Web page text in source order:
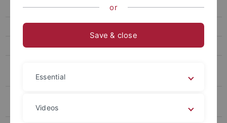
Muslime im Justizvollzug
Reintegration haftentlassener Terroristen in die Gesellschaft
Lebenslagen von Jugendstrafgefangenen
Jugendstrafvollzug
der Jugendstrafanstalt ins Jugendheim."
or
Save & close
Essential
Videos